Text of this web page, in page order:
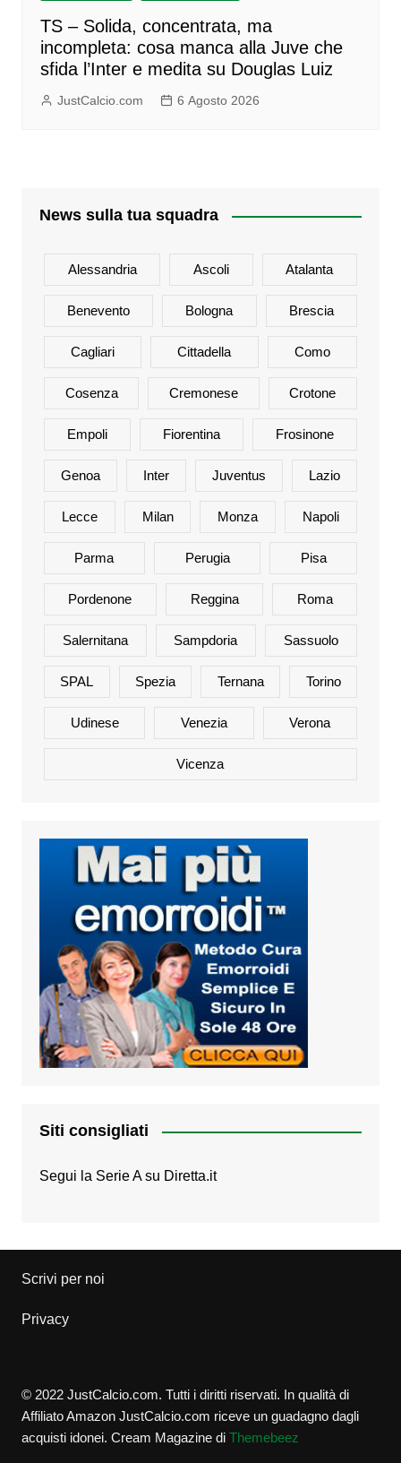
TS – Solida, concentrata, ma
incompleta: cosa manca alla Juve che
sfida l’Inter e medita su Douglas Luiz
JustCalcio.com 6 Agosto 2026
News sulla tua squadra
Alessandria Ascoli Atalanta
Benevento Bologna Brescia
Cagliari Cittadella Como
Cosenza Cremonese Crotone
Empoli Fiorentina Frosinone
Genoa Inter Juventus Lazio
Lecce Milan Monza Napoli
Parma Perugia Pisa
Pordenone Reggina Roma
Salernitana Sampdoria Sassuolo
SPAL Spezia Ternana Torino
Udinese Venezia Verona
Vicenza
Siti consigliati
Segui la Serie A su Diretta.it
Scrivi per noi
Privacy
© 2022 JustCalcio.com. Tutti i diritti riservati. In qualità di
Affiliato Amazon JustCalcio.com riceve un guadagno dagli
acquisti idonei. Cream Magazine di Themebeez